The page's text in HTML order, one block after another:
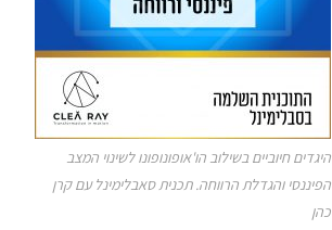
היגדים חיוביים בשילוב הו'אופונופונו לשינוי המצב
הפיננסי והגדלת הרווחה. תכנית סאבלימינל עם קרן
כהן